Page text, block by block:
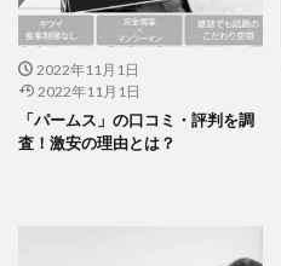
2022年11月1日
2022年11月1日
「パームス」の口コミ・評判を調
査！激安の理由とは？